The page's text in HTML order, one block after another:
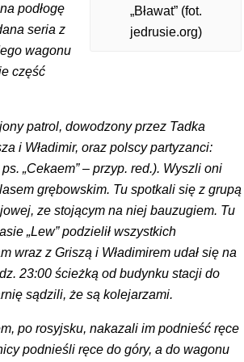
„Bławat” (fot.
jedrusie.org)
podłogę
seria z
wagonu
część
patrol, dowodzony przez Tadka
i Władimir, oraz polscy partyzanci:
„Cekaem” – przyp. red.). Wyszli oni
grębowskim. Tu spotkali się z grupą
ze stojącym na niej bauzugiem. Tu
„Lew” podzielił wszystkich
wraz z Griszą i Władimirem udał się na
23:00 ścieżką od budynku stacji do
sądzili, że są kolejarzami.
po rosyjsku, nakazali im podnieść ręce
podnieśli ręce do góry, a do wagonu